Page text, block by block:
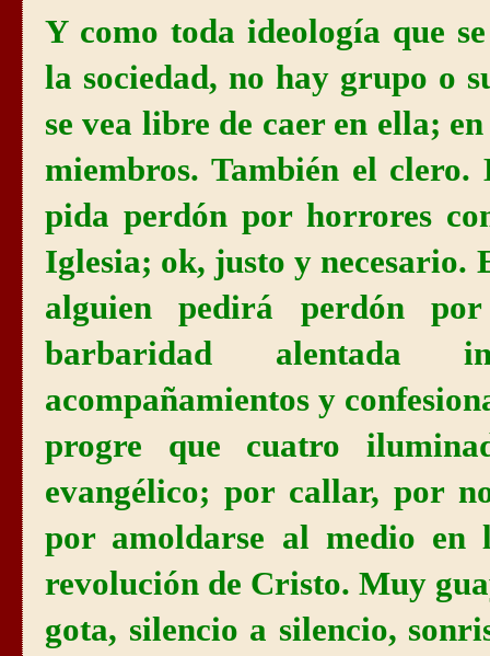
Y como toda ideología que
la sociedad, no hay grupo o
se vea libre de caer en ella;
miembros. También el
pida perdón por horrores
Iglesia; ok, justo y necesario.
alguien pedirá perdón
barbaridad alentada
acompañamientos y
progre que cuatro
evangélico; por callar, por
por amoldarse al medio
revolución de Cristo. Muy
gota, silencio a silencio,